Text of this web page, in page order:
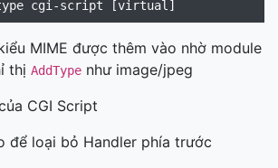
MIME được thêm vào nhờ module
thị AddType như image/jpeg
CGI Script
để loại bỏ Handler phía trước